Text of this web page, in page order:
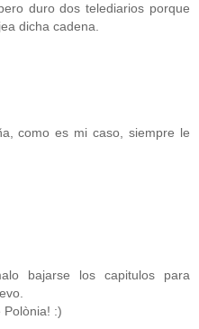
duro dos telediarios porque
dicha cadena.
como es mi caso, siempre le
bajarse los capitulos para
:)